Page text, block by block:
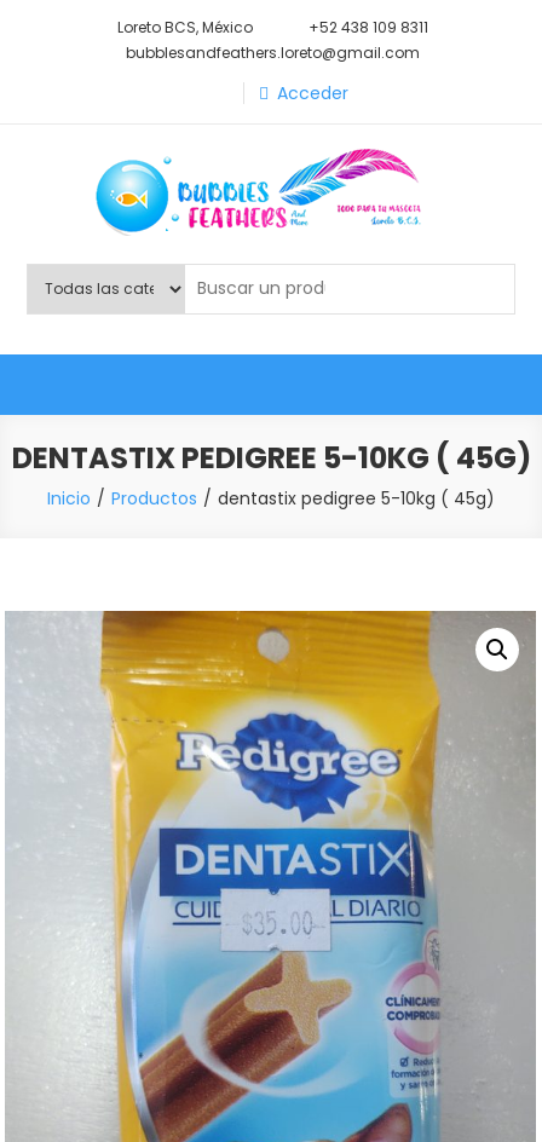
Loreto BCS, México
+52 438 109 8311
bubblesandfeathers.loreto@gmail.com
Acceder
Shop Bubbles Feathers And
More
DENTASTIX PEDIGREE 5-10KG ( 45G)
Inicio Productos dentastix pedigree 5-10kg ( 45g)